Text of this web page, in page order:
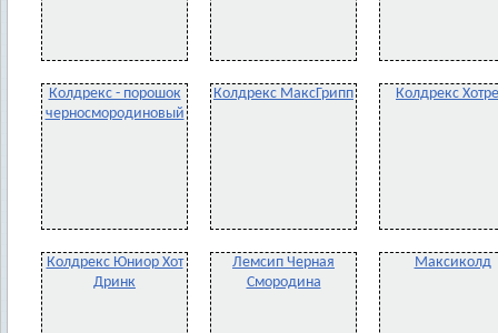
Колдрекс - порошок
черносмородиновый
Колдрекс МаксГрипп Колдрекс
Колдрекс Юниор Хот
Дринк
Лемсип Черная
Смородина
Максиколд